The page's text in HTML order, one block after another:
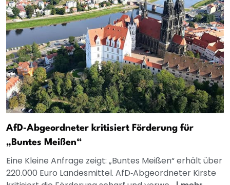
AfD‑Abgeordneter kritisiert Förderung für
„Buntes Meißen“
Eine Kleine Anfrage zeigt: „Buntes Meißen“ erhält über
220.000 Euro Landesmittel. AfD‑Abgeordneter Kirste